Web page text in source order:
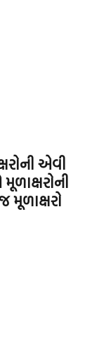
એવી
મૂળાક્ષરો